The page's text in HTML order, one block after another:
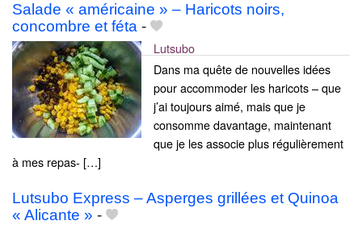
Salade « américaine » – Haricots noirs,
concombre et féta -
Lutsubo
Dans ma quête de nouvelles idées
pour accommoder les haricots – que
j’ai toujours aimé, mais que je
consomme davantage, maintenant
que je les associe plus régulièrement
à mes repas- […]
Lutsubo Express – Asperges grillées et Quinoa
« Alicante » -